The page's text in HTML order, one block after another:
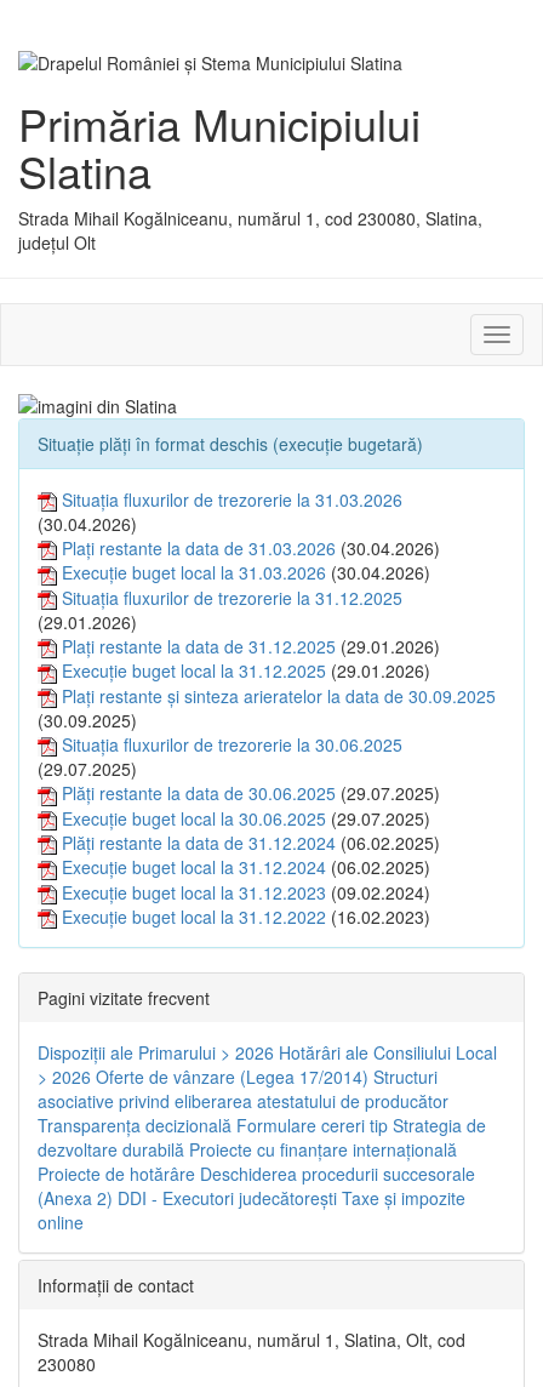
Primăria Municipiului
Slatina
Strada Mihail Kogălniceanu, numărul 1, cod 230080, Slatina,
județul Olt
sau
Situație plăți în format deschis (execuție bugetară)
Situația fluxurilor de trezorerie la 31.03.2026
(30.04.2026)
Plați restante la data de 31.03.2026 (30.04.2026)
Execuție buget local la 31.03.2026 (30.04.2026)
Situația fluxurilor de trezorerie la 31.12.2025
(29.01.2026)
Plați restante la data de 31.12.2025 (29.01.2026)
Execuție buget local la 31.12.2025 (29.01.2026)
Plați restante și sinteza arieratelor la data de 30.09.2025
(30.09.2025)
Situația fluxurilor de trezorerie la 30.06.2025
(29.07.2025)
Plăți restante la data de 30.06.2025 (29.07.2025)
Execuție buget local la 30.06.2025 (29.07.2025)
Plăți restante la data de 31.12.2024 (06.02.2025)
Execuție buget local la 31.12.2024 (06.02.2025)
Execuție buget local la 31.12.2023 (09.02.2024)
Execuție buget local la 31.12.2022 (16.02.2023)
Pagini vizitate frecvent
Dispoziţii ale Primarului > 2026 Hotărâri ale Consiliului Local
> 2026 Oferte de vânzare (Legea 17/2014) Structuri
asociative privind eliberarea atestatului de producător
Transparenţa decizională Formulare cereri tip Strategia de
dezvoltare durabilă Proiecte cu finanţare internaţională
Proiecte de hotărâre Deschiderea procedurii succesorale
(Anexa 2) DDI - Executori judecătorești Taxe şi impozite
online
Informaţii de contact
Strada Mihail Kogălniceanu, numărul 1, Slatina, Olt, cod
230080